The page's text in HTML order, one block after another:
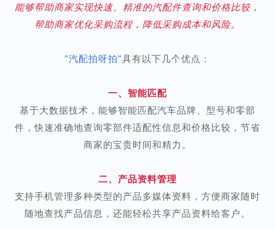
能够帮助商家实现快速、精准的汽配件查询和价格比较，
帮助商家优化采购流程，降低采购成本和风险。
“汽配拍呀拍”具有以下几个优点：
一、智能匹配
基于大数据技术，能够智能匹配汽车品牌、型号和零部
件，快速准确地查询零部件适配性信息和价格比较，节省
商家的宝贵时间和精力。
二、产品资料管理
支持手机管理多种类型的产品多媒体资料，方便商家随时
随地查找产品信息，还能轻松共享产品资料给客户。